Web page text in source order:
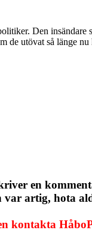
Den
utövat så länge
en
var artig, hota